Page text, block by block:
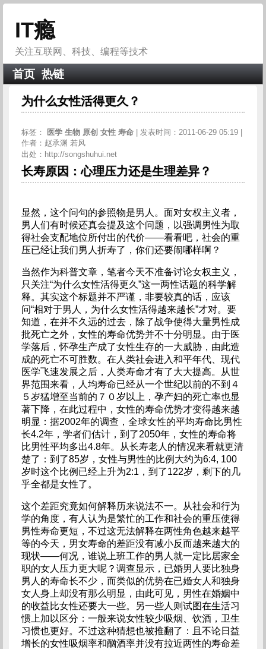
IT瘾
关注互联网、科技、编程等技术
首页 热链
为什么女性活得更久？
标签： 医学 生物 原创 女性 寿命
| 发表时间：2011-06-29 05:19 |
作者：赵承渊 若风
出处：http://songshuhui.net
长寿原因：心理压力还是生理差异？
显然，这个问句的参照物是男人。面对女权主义者，
男人们有时候还真会提及这个问题，以强调男性为取
得社会支配地位所付出的代价——看看吧，社会的重
压已经让我们男人折寿了，你们还要闹哪样啊？
当然作为科普文章，笔者今天不准备讨论女权主义，
只关注“为什么女性活得更久”这一两性话题的科学解
释。其实这个标题并不严谨，非要较真的话，应该
问“相对于男人，为什么女性活得越来越长”才对。要
知道，在并不久远的过去，除了战争使得大量男性成
批死亡之外，女性的寿命优势并不十分明显。由于医
学落后，怀孕生产成了女性生存的一大威胁，由此造
成的死亡不可胜数。在人类社会进入和平年代、现代
医学飞速发展之后，人类寿命才有了大大提高。从世
界范围来看，人均寿命已经从一个世纪以前的不到４
５岁猛增至当前的７０岁以上，孕产妇的死亡率也显
著下降，在此过程中，女性的寿命优势才变得越来越
明显：据2002年的调查，全球女性的平均寿命比男性
长4.2年，学者们估计，到了2050年，女性的寿命将
比男性平均多出4.8年。从长寿老人的情况来看就更清
楚了：到了85岁，女性与男性的比例大约为6:4, 100
岁时这个比例已经上升为2:1，到了122岁，剩下的几
乎全都是女性了。
这个差距究竟如何解释历来说法不一。从社会和行为
学的角度，有人认为是繁忙的工作和社会的重压使得
男性寿命更短，不过这无法解释在两性角色越来越平
等的今天，男女寿命的差距没有减小反而越来越大的
现状——何况，谁说上班工作的男人就一定比居家全
职的女人压力更大呢？调查显示，已婚男人要比独身
男人的寿命长不少，而类似的优势在已婚女人和独身
女人身上却没有那么明显，由此可见，男性在婚姻中
的收益比女性还要大一些。另一些人则试图在生活习
惯上加以区分：一般来说女性较少吸烟、饮酒，卫生
习惯也更好。不过这种猜想也被推翻了：且不论日益
增长的女性吸烟率和酗酒率并没有拉近两性的寿命差